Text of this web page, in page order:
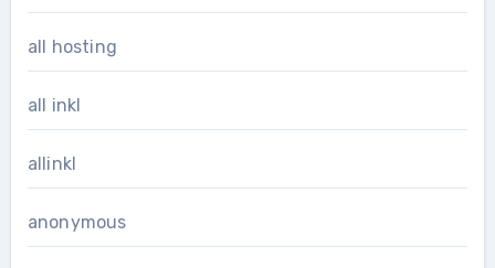
all hosting
all inkl
allinkl
anonymous